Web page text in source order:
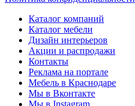
Каталог компаний
Каталог мебели
Дизайн интерьеров
Акции и распродажи
Контакты
Реклама на портале
Мебель в Краснодаре
Мы в Вконтакте
Мы в Instagram